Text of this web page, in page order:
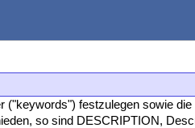
festzulegen sowie
so sind DESCRIPTION,